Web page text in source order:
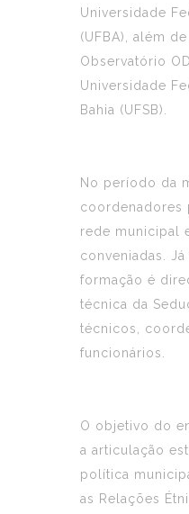
Universidade
(UFBA), além
Observatório
Universidade
Bahia (UFSB).
No período da
coordenadores
rede municipal
conveniadas.
formação é
técnica da
técnicos,
funcionários.
O objetivo do
a articulação
política
as Relações